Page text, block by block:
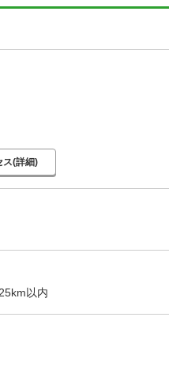
ス(詳細)
以内